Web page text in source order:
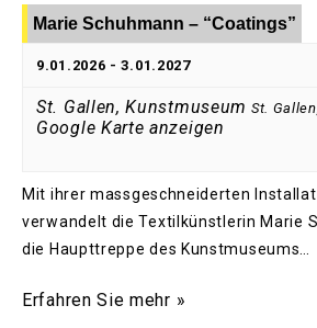
Marie Schuhmann – “Coatings”
9.01.2026 -3.01.2027
St. Gallen, Kunstmuseum St. Gallen
Google Karte anzeigen
Mit ihrer massgeschneiderten
verwandelt die Textilkünstlerin Marie
die Haupttreppe des Kunstmuseums…
Erfahren Sie mehr »